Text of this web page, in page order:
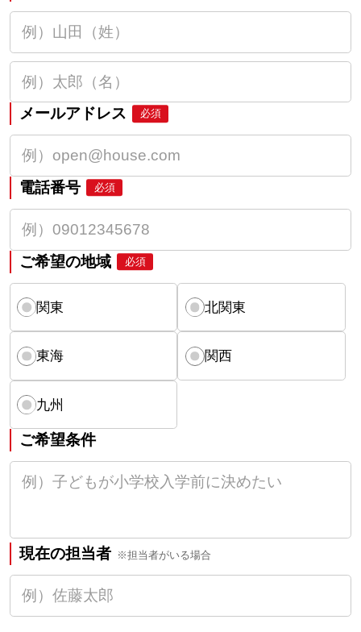
メールアドレス 必須
電話番号 必須
ご希望の地域 必須
関東 北関東
東海 関西
九州
ご希望条件
現在の担当者 ※担当者がいる場合